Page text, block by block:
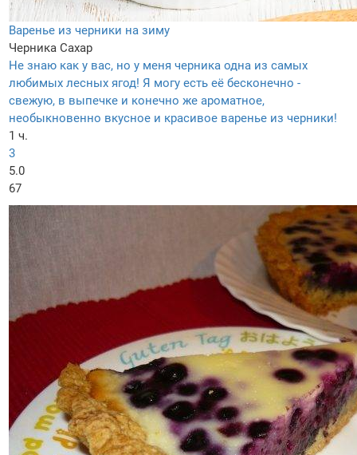
Варенье из черники на зиму
Черника Сахар
Не знаю как у вас, но у меня черника одна из самых
любимых лесных ягод! Я могу есть её бесконечно -
свежую, в выпечке и конечно же ароматное,
необыкновенно вкусное и красивое варенье из черники!
1 ч.
3
5.0
67